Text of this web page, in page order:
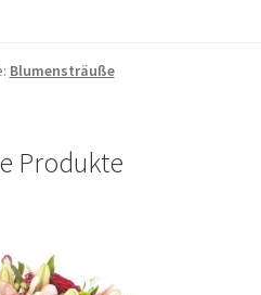
Blumensträuße
Produkte